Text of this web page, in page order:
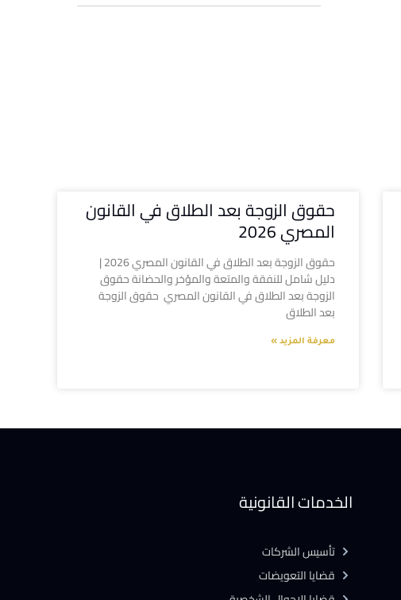
حقوق الزوجة بعد الطلاق في القانون
المصري 2026
حقوق الزوجة بعد الطلاق في القانون المصري 2026 |
دليل شامل للنفقة والمتعة والمؤخر والحضانة حقوق
الزوجة بعد الطلاق في القانون المصري حقوق الزوجة
بعد الطلاق
معرفة المزيد »
الخدمات القانونية
تأسيس الشركات
قضايا التعويضات